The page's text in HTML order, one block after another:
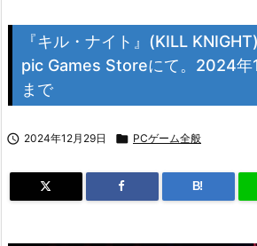
『キル・ナイト』(KILL
pic Games Storeにて。2024
まで
 2024年12月29日  PCゲーム全般
B!